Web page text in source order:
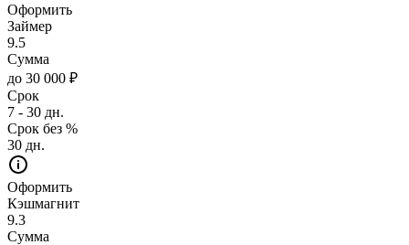
Оформить
Займер
9.5
Сумма
до 30 000 ₽
Срок
7 - 30 дн.
Срок без %
30 дн.
Оформить
Кэшмагнит
9.3
Сумма